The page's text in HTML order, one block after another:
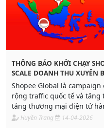
THÔNG BÁO KHỞI CHẠY
SCALE DOANH THU XUYÊN
Shopee Global là
rộng traffic quốc tế và
tảng thương mại điện tử
Huyền Trang 14-04-2026